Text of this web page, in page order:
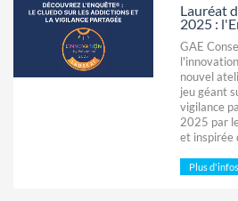
Lauréat
2025 :
GAE
nouvel
jeu géant
vigilance
2025 par
et inspirée
Plus d'infos...